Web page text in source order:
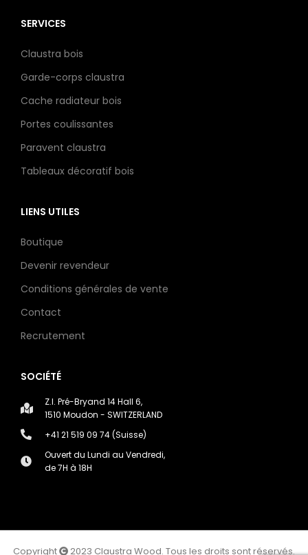
SERVICES
Claustra bois
Garde-corps claustra
Cache radiateur bois
Portes coulissantes
Paravent claustra
Tableaux décoratif bois
LIENS UTILES
Boutique
Devenir revendeur
Conditions générales de vente
Contact
Recrutement
SOCIÉTÉ
Z.I. Pré-Bryand 14 Hall 6,
1510 Moudon - SWITZERLAND
+41 21 519 09 74 (Suisse)
Ouvert du Lundi au Vendredi,
de 7H à 18H
Copyright 2023 Claustra Wood. Tous les droits sont réservés.